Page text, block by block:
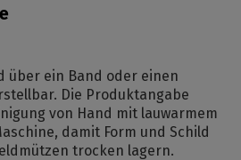
über ein Band oder einen
Die Produktangabe
von Hand mit lauwarmem
damit Form und Schild
trocken lagern.